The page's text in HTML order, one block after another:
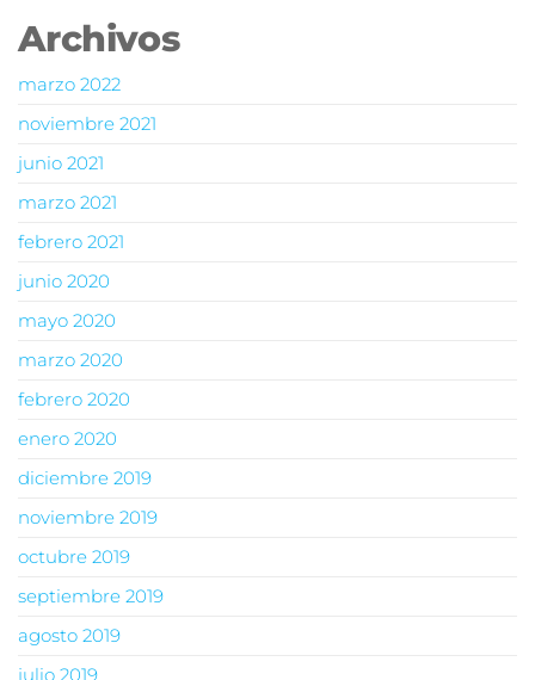
Archivos
marzo 2022
noviembre 2021
junio 2021
marzo 2021
febrero 2021
junio 2020
mayo 2020
marzo 2020
febrero 2020
enero 2020
diciembre 2019
noviembre 2019
octubre 2019
septiembre 2019
agosto 2019
julio 2019